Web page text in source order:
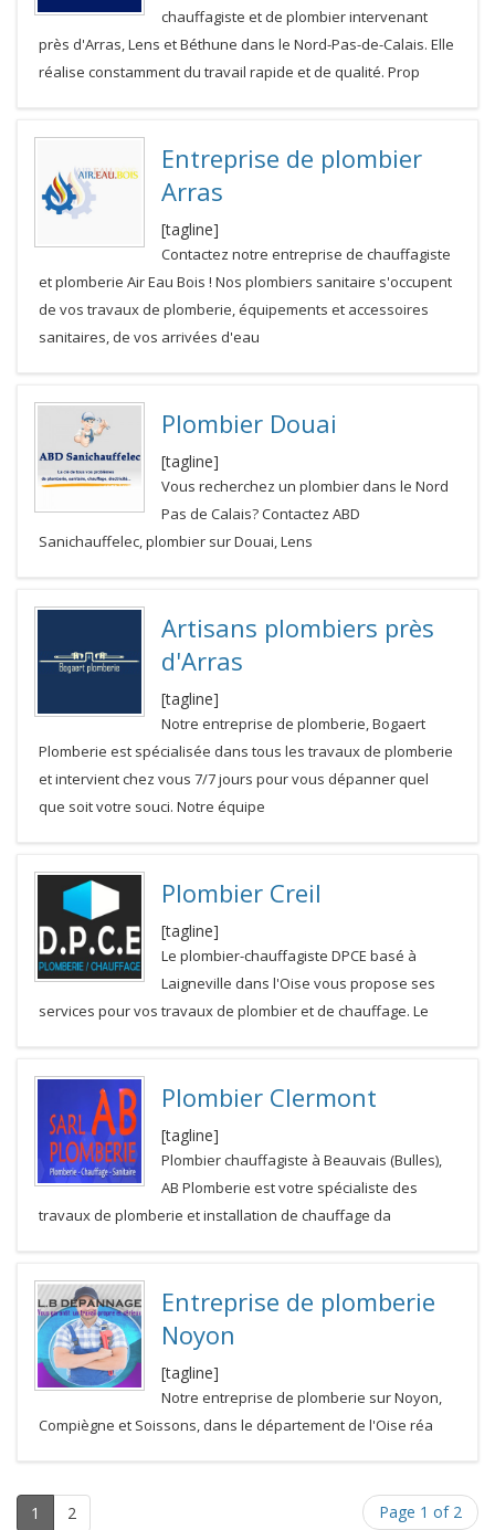
chauffagiste et de plombier intervenant
près d'Arras, Lens et Béthune dans le Nord-Pas-de-Calais. Elle
réalise constamment du travail rapide et de qualité. Prop
Entreprise de plombier
Arras
[tagline]
Contactez notre entreprise de chauffagiste
et plomberie Air Eau Bois ! Nos plombiers sanitaire s'occupent
de vos travaux de plomberie, équipements et accessoires
sanitaires, de vos arrivées d'eau
Plombier Douai
[tagline]
Vous recherchez un plombier dans le Nord
Pas de Calais? Contactez ABD
Sanichauffelec, plombier sur Douai, Lens
Artisans plombiers près
d'Arras
[tagline]
Notre entreprise de plomberie, Bogaert
Plomberie est spécialisée dans tous les travaux de plomberie
et intervient chez vous 7/7 jours pour vous dépanner quel
que soit votre souci. Notre équipe
Plombier Creil
[tagline]
Le plombier-chauffagiste DPCE basé à
Laigneville dans l'Oise vous propose ses
services pour vos travaux de plombier et de chauffage. Le
Plombier Clermont
[tagline]
Plombier chauffagiste à Beauvais (Bulles),
AB Plomberie est votre spécialiste des
travaux de plomberie et installation de chauffage da
Entreprise de plomberie
Noyon
[tagline]
Notre entreprise de plomberie sur Noyon,
Compiègne et Soissons, dans le département de l'Oise réa
1 2 Page 1 of 2